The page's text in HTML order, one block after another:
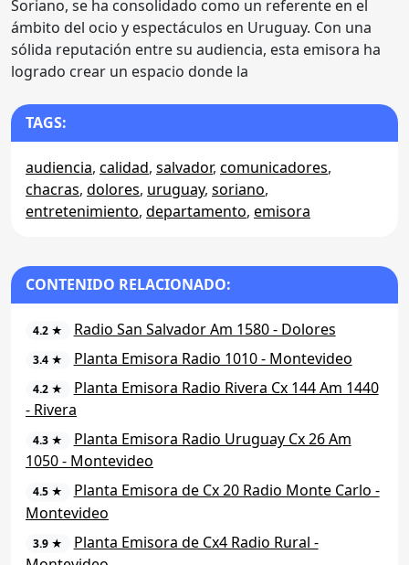
Soriano, se ha consolidado como un referente en el
ámbito del ocio y espectáculos en Uruguay. Con una
sólida reputación entre su audiencia, esta emisora ha
logrado crear un espacio donde la
TAGS:
audiencia, calidad, salvador, comunicadores,
chacras, dolores, uruguay, soriano,
entretenimiento, departamento, emisora
CONTENIDO RELACIONADO:
4.2 ★ Radio San Salvador Am 1580 - Dolores
3.4 ★ Planta Emisora Radio 1010 - Montevideo
4.2 ★
Planta Emisora Radio Rivera Cx 144 Am 1440
- Rivera
4.3 ★
Planta Emisora Radio Uruguay Cx 26 Am
1050 - Montevideo
4.5 ★
Planta Emisora de Cx 20 Radio Monte Carlo -
Montevideo
3.9 ★
Planta Emisora de Cx4 Radio Rural -